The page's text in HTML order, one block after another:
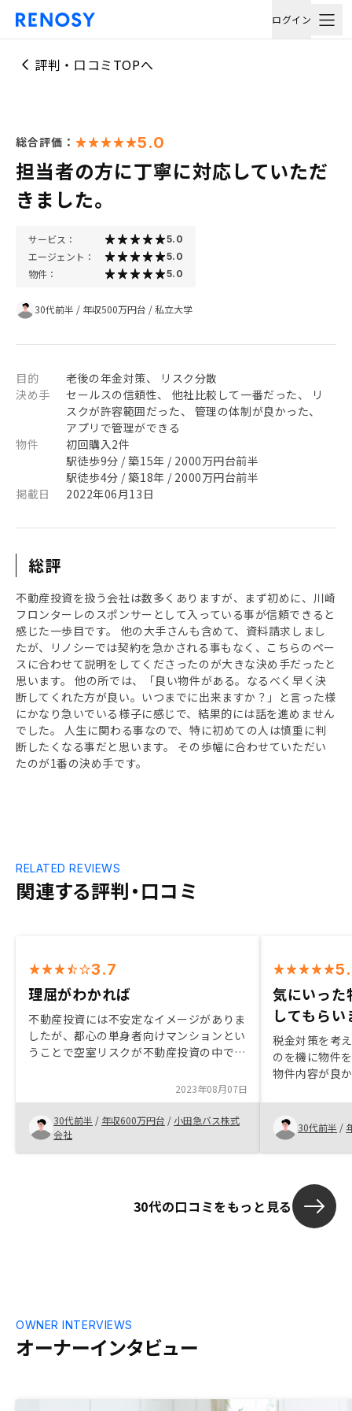
ログイン
評判・口コミTOPへ
総合評価： 5.0
担当者の方に丁寧に対応していただ
きました。
サービス： 5.0
エージェント： 5.0
物件： 5.0
30代前半 / 年収500万円台 /私立大学
目的
老後の年金対策、 リスク分散
決め手
セールスの信頼性、 他社比較して一番だった、 リ
スクが許容範囲だった、 管理の体制が良かった、
アプリで管理ができる
物件
初回購入2件
駅徒歩9分 / 築15年 / 2000万円台前半
駅徒歩4分 / 築18年 / 2000万円台前半
掲載日
2022年06月13日
総評
不動産投資を扱う会社は数多くありますが、まず初めに、川崎
フロンターレのスポンサーとして入っている事が信頼できると
感じた一歩目です。 他の大手さんも含めて、資料請求しまし
たが、リノシーでは契約を急かされる事もなく、こちらのペー
スに合わせて説明をしてくださったのが大きな決め手だったと
思います。 他の所では、「良い物件がある。なるべく早く決
断してくれた方が良い。いつまでに出来ますか？」と言った様
にかなり急いでいる様子に感じで、結果的には話を進めません
でした。 人生に関わる事なので、特に初めての人は慎重に判
断したくなる事だと思います。 その歩幅に合わせていただい
たのが1番の決め手です。
関連する評判・口コミ
RELATED REVIEWS
3.7
理屈がわかれば
不動産投資には不安定なイメージがありま
したが、都心の単身者向けマンションとい
うことで空室リスクが不動産投資の中でも
て最終的に資産としてのマンションを手に
いれられるということに納得しました。二
千万円前後のマンションが数百万円の手出
しで手に入るという理屈はわかるのです
が、初回購入者としては物件の価格が安く
2023年08月07日
30代前半 / 年収600万円台 / 小田急バス株式
会社
気にいった
してもらい
税金対策を考
のを機に物件
物件内容が良
ていただきました。 また、
で何度も書類
かりました。
30代前半 /
30代の口コミをもっと見る
オーナーインタビュー
OWNER INTERVIEWS